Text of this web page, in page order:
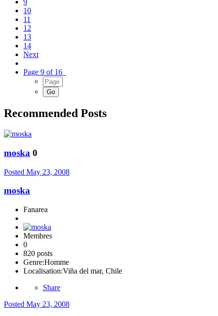
9
10
11
12
13
14
Next
Page 9 of 16
Recommended Posts
moska 0
Posted May 23, 2008
moska
Fanarea
Membres
0
820 posts
Genre:Homme
Localisation:Viña del mar, Chile
Share
Posted May 23, 2008